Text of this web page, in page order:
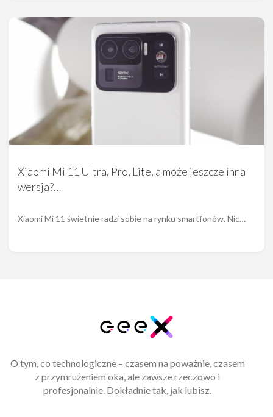
Xiaomi Mi 11 Ultra, Pro, Lite, a może jeszcze inna
wersja?…
Xiaomi Mi 11 świetnie radzi sobie na rynku smartfonów. Nic…
O tym, co technologiczne – czasem na poważnie, czasem
z przymrużeniem oka, ale zawsze rzeczowo i
profesjonalnie. Dokładnie tak, jak lubisz.